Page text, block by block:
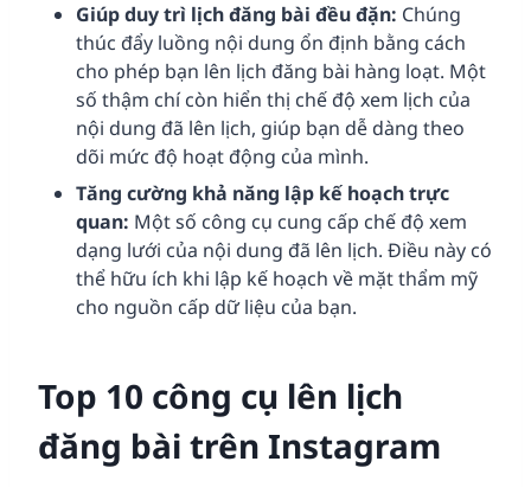
Giúp duy trì lịch đăng bài đều đặn: Chúng
thúc đẩy luồng nội dung ổn định bằng cách
cho phép bạn lên lịch đăng bài hàng loạt. Một
số thậm chí còn hiển thị chế độ xem lịch của
nội dung đã lên lịch, giúp bạn dễ dàng theo
dõi mức độ hoạt động của mình.
Tăng cường khả năng lập kế hoạch trực
quan: Một số công cụ cung cấp chế độ xem
dạng lưới của nội dung đã lên lịch. Điều này có
thể hữu ích khi lập kế hoạch về mặt thẩm mỹ
cho nguồn cấp dữ liệu của bạn.
Top 10 công cụ lên lịch
đăng bài trên Instagram